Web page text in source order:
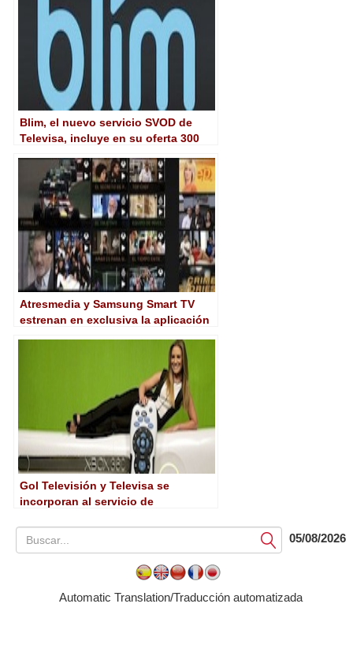
Blim, el nuevo servicio SVOD de
Televisa, incluye en su oferta 300
Atresmedia y Samsung Smart TV
estrenan en exclusiva la aplicación
Gol Televisión y Televisa se
incorporan al servicio de
Submit05/08/2026
Automatic Translation/Traducción automatizada